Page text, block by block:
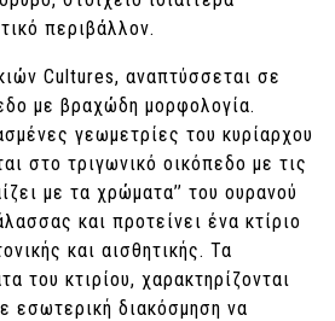
περιβάλλον.
Cultures, αναπτύσσεται σε
με βραχώδη μορφολογία.
γεωμετρίες του κυρίαρχου
στο τριγωνικό οικόπεδο με τις
με τα χρώματα’’ του ουρανού
και προτείνει ένα κτίριο
και αισθητικής. Τα
του κτιρίου, χαρακτηρίζονται
εσωτερική διακόσμηση να